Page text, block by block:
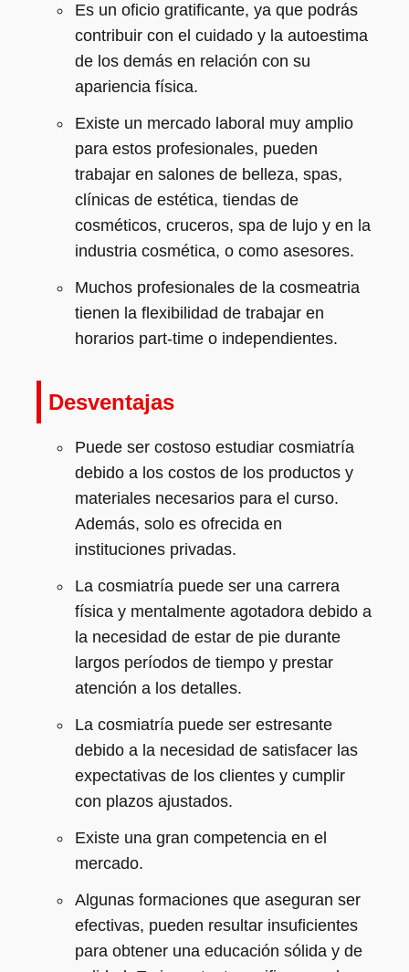
Es un oficio gratificante, ya que podrás
contribuir con el cuidado y la autoestima
de los demás en relación con su
apariencia física.
Existe un mercado laboral muy amplio
para estos profesionales, pueden
trabajar en salones de belleza, spas,
clínicas de estética, tiendas de
cosméticos, cruceros, spa de lujo y en la
industria cosmética, o como asesores.
Muchos profesionales de la cosmeatria
tienen la flexibilidad de trabajar en
horarios part-time o independientes.
Desventajas
Puede ser costoso estudiar cosmiatría
debido a los costos de los productos y
materiales necesarios para el curso.
Además, solo es ofrecida en
instituciones privadas.
La cosmiatría puede ser una carrera
física y mentalmente agotadora debido a
la necesidad de estar de pie durante
largos períodos de tiempo y prestar
atención a los detalles.
La cosmiatría puede ser estresante
debido a la necesidad de satisfacer las
expectativas de los clientes y cumplir
con plazos ajustados.
Existe una gran competencia en el
mercado.
Algunas formaciones que aseguran ser
efectivas, pueden resultar insuficientes
para obtener una educación sólida y de